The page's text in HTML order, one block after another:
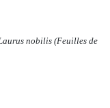
nobilis(Feuilles de